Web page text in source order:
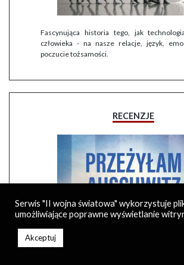
Fascynująca historia tego, jak
człowieka - na nasze relacje, język,
poczucie tożsamości.
RECENZJE
Serwis "II wojna światowa" wykorzystuje
umożliwiające poprawne wyświetlanie
Akceptuj